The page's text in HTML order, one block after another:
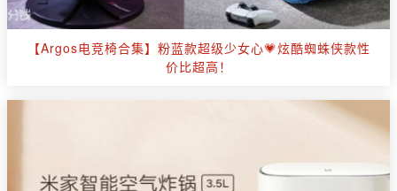
【Argos电竞椅合集】粉蓝款超级少女心💗炫酷蜘蛛侠款性
价比超高！